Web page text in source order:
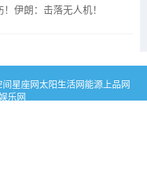
伊朗：击落无人机！
间星座网太阳生活网能源 上品网
乐网